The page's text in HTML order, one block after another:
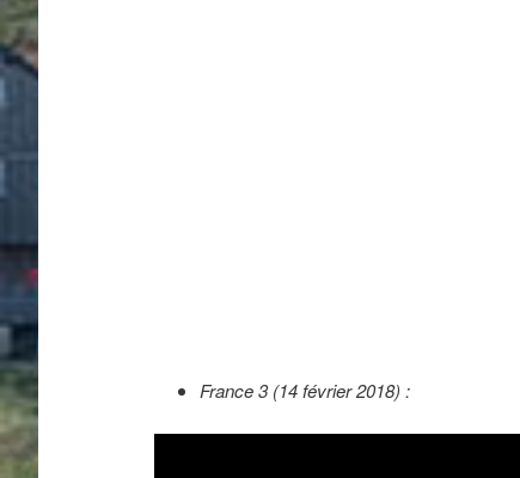
France 3 (14 février 2018) :